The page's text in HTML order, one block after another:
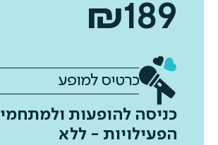
₪189
כרטיס למופע
כניסה להופעות ולמתחמי
הפעילויות - ללא